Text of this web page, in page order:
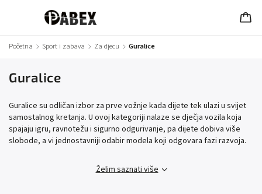
Početna / Sport i zabava / Za djecu / Guralice
Guralice
Guralice su odličan izbor za prve vožnje kada dijete tek ulazi u svijet
samostalnog kretanja. U ovoj kategoriji nalaze se dječja vozila koja
spajaju igru, ravnotežu i sigurno odgurivanje, pa dijete dobiva više
slobode, a vi jednostavniji odabir modela koji odgovara fazi razvoja.
Želim saznati više